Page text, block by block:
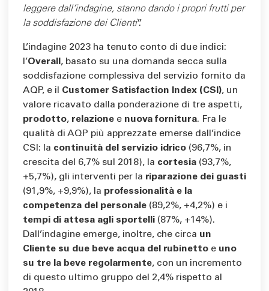
leggere dall’indagine, stanno dando i propri frutti per
la soddisfazione dei Clienti”.
L’indagine 2023 ha tenuto conto di due indici:
l’Overall , basato su una domanda secca sulla
soddisfazione complessiva del servizio fornito da
AQP, e il Customer Satisfaction Index (CSI), un
valore ricavato dalla ponderazione di tre aspetti,
prodotto, relazione e nuova fornitura. Fra le
qualità di AQP più apprezzate emerse dall’indice
CSI: la continuità del servizio idrico (96,7%, in
crescita del 6,7% sul 2018), la cortesia (93,7%,
+5,7%), gli interventi per la riparazione dei guasti
(91,9%, +9,9%), la professionalità e la
competenza del personale (89,2%, +4,2%) e i
tempi di attesa agli sportelli (87%, +14%).
Dall’indagine emerge, inoltre, che circa un
Cliente su due beve acqua del rubinetto e uno
su tre la beve regolarmente, con un incremento
di questo ultimo gruppo del 2,4% rispetto al